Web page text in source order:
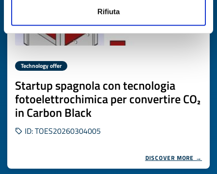
Rifiuta
Technology offer
Startup spagnola con tecnologia
fotoelettrochimica per convertire CO₂
in Carbon Black
ID: TOES20260304005
DISCOVER MORE →